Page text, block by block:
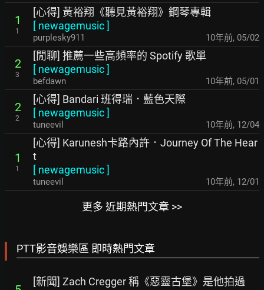
1
1
[心得] 黃裕翔《聽見黃裕翔》鋼琴專輯
[ newagemusic]
purplesky911 10年前, 05/02
2
3
[閒聊] 推薦一些高頻率的 Spotify 歌單
[ newagemusic]
befdawn 10年前, 05/01
2
2
[心得] Bandari 班得瑞．藍色天際
[ newagemusic]
tuneevil 10年前, 12/04
1
1
[心得] Karunesh卡路內許．Journey Of The Hear
t
[ newagemusic]
tuneevil 10年前, 12/01
更多 近期熱門文章 >>
PTT影音娛樂區 即時熱門文章
[新聞] Zach Cregger 稱《惡靈古堡》是他拍過